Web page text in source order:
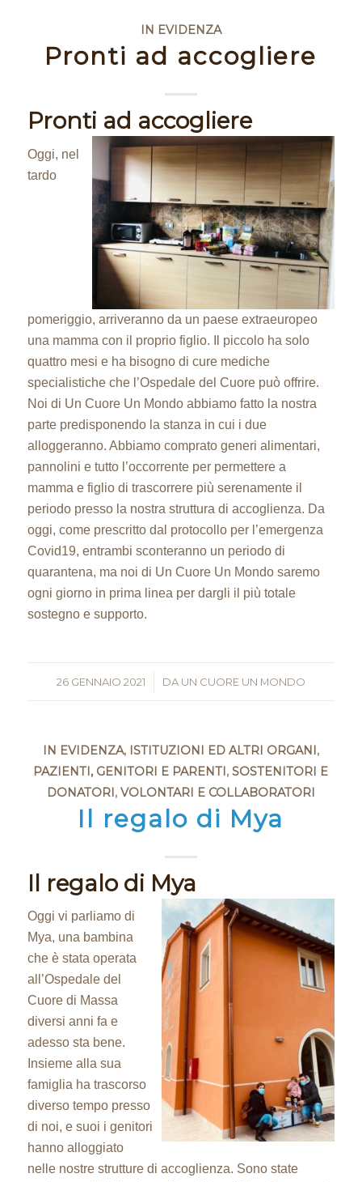
IN EVIDENZA
Pronti ad accogliere
Pronti ad accogliere
Oggi, nel
tardo
pomeriggio, arriveranno da un paese extraeuropeo
una mamma con il proprio figlio. Il piccolo ha solo
quattro mesi e ha bisogno di cure mediche
specialistiche che l’Ospedale del Cuore può offrire.
Noi di Un Cuore Un Mondo abbiamo fatto la nostra
parte predisponendo la stanza in cui i due
alloggeranno. Abbiamo comprato generi alimentari,
pannolini e tutto l’occorrente per permettere a
mamma e figlio di trascorrere più serenamente il
periodo presso la nostra struttura di accoglienza. Da
oggi, come prescritto dal protocollo per l’emergenza
Covid19, entrambi sconteranno un periodo di
quarantena, ma noi di Un Cuore Un Mondo saremo
ogni giorno in prima linea per dargli il più totale
sostegno e supporto.
26 GENNAIO 2021
/ DA UN CUORE UN MONDO
IN EVIDENZA, ISTITUZIONI ED ALTRI ORGANI,
PAZIENTI, GENITORI E PARENTI,SOSTENITORI E
DONATORI, VOLONTARI E COLLABORATORI
Il regalo di Mya
Il regalo di Mya
Oggi vi parliamo di
Mya, una bambina
che è stata operata
all’Ospedale del
Cuore di Massa
diversi anni fa e
adesso sta bene.
Insieme alla sua
famiglia ha trascorso
diverso tempo presso
di noi, e suoi i genitori
hanno alloggiato
nelle nostre strutture di accoglienza. Sono state